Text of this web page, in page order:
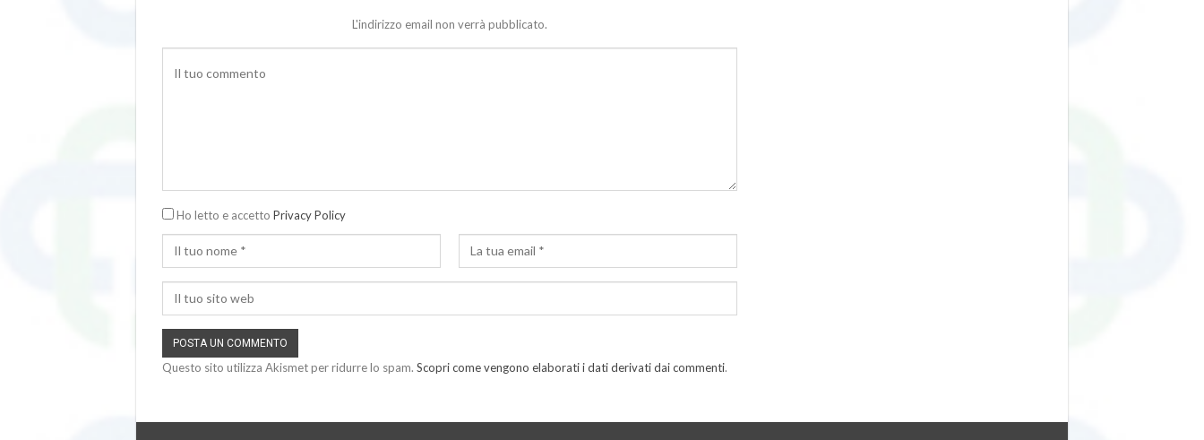
L'indirizzo email non verrà pubblicato.
Ho letto e accetto Privacy Policy
Questo sito utilizza Akismet per ridurre lo spam. Scopri come vengono elaborati i dati derivati dai commenti.